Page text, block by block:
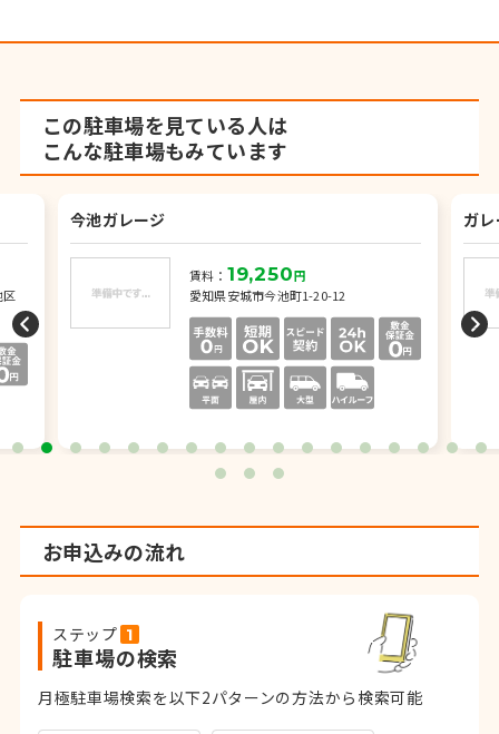
この駐車場を見ている人は
こんな駐車場もみています
区
今池ガレージ
賃料： 19,250円
愛知県安城市今池町1-20-12
ガ
お申込みの流れ
ステップ
駐車場の検索
月極駐車場検索を以下2パターンの方法から検索可能